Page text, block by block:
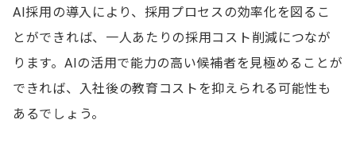
AI採用の導入により、採用プロセスの効率化を図るこ
とができれば、一人あたりの採用コスト削減につなが
ります。AIの活用で能力の高い候補者を見極めることが
できれば、入社後の教育コストを抑えられる可能性も
あるでしょう。